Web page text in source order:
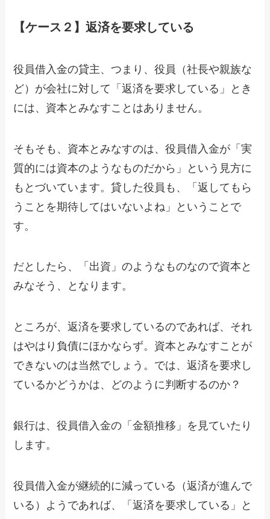
【ケース２】返済を要求している
役員借入金の貸主、つまり、役員（社長や親族な
ど）が会社に対して「返済を要求している」とき
には、資本とみなすことはありません。
そもそも、資本とみなすのは、役員借入金が「実
質的には資本のようなものだから」という見方に
もとづいています。貸した役員も、「返してもら
うことを期待してはいないよね」ということで
す。
だとしたら、「出資」のようなものなので資本と
みなそう、となります。
ところが、返済を要求しているのであれば、それ
はやはり負債にほかならず。資本とみなすことが
できないのは当然でしょう。では、返済を要求し
ているかどうかは、どのように判断するのか？
銀行は、役員借入金の「金額推移」を見ていたり
します。
役員借入金が継続的に減っている（返済が進んで
いる）ようであれば、「返済を要求している」と